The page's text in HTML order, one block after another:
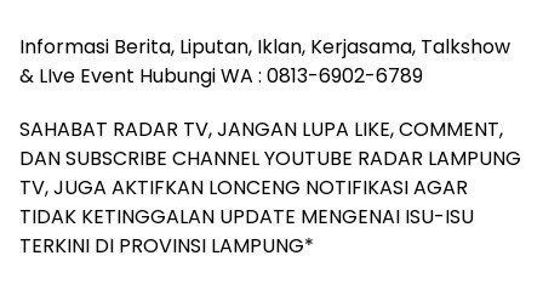
Informasi Berita, Liputan, Iklan, Kerjasama, Talkshow
& LIve Event Hubungi WA : 0813-6902-6789
SAHABAT RADAR TV, JANGAN LUPA LIKE, COMMENT,
DAN SUBSCRIBE CHANNEL YOUTUBE RADAR LAMPUNG
TV, JUGA AKTIFKAN LONCENG NOTIFIKASI AGAR
TIDAK KETINGGALAN UPDATE MENGENAI ISU-ISU
TERKINI DI PROVINSI LAMPUNG*